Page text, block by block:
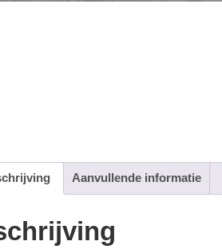
Aanvullende informatie